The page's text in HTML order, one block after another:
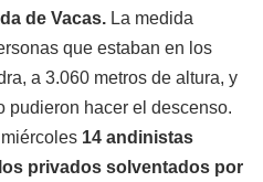
de Vacas. La medida
que estaban en los
a 3.060 metros de altura, y
pudieron hacer el descenso.
14 andinistas
privados solventados por